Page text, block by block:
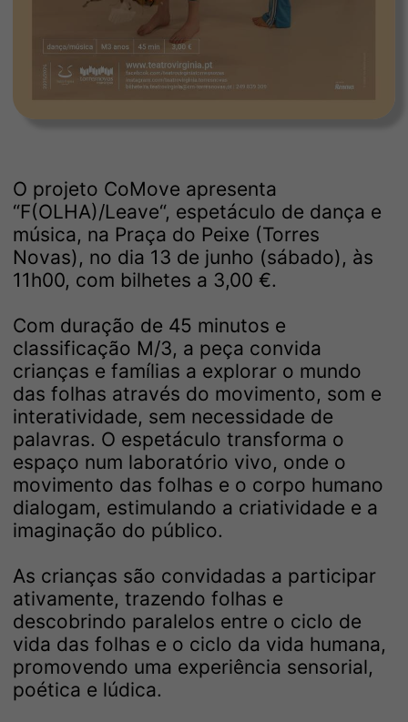
O projeto CoMove apresenta
“F(OLHA)/Leave“, espetáculo de dança e
música, na Praça do Peixe (Torres
Novas), no dia 13 de junho (sábado), às
11h00, com bilhetes a 3,00 €.
Com duração de 45 minutos e
classificação M/3, a peça convida
crianças e famílias a explorar o mundo
das folhas através do movimento, som e
interatividade, sem necessidade de
palavras. O espetáculo transforma o
espaço num laboratório vivo, onde o
movimento das folhas e o corpo humano
dialogam, estimulando a criatividade e a
imaginação do público.
As crianças são convidadas a participar
ativamente, trazendo folhas e
descobrindo paralelos entre o ciclo de
vida das folhas e o ciclo da vida humana,
promovendo uma experiência sensorial,
poética e lúdica.